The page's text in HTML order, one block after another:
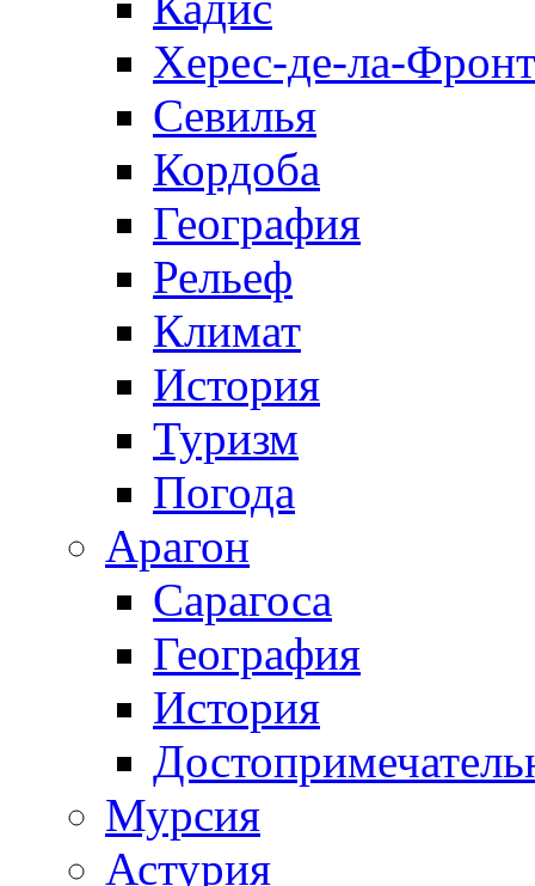
Херес-де-ла-
Севилья
Кордоба
География
Рельеф
Климат
История
Туризм
Погода
Арагон
Сарагоса
География
История
Мурсия
Астурия